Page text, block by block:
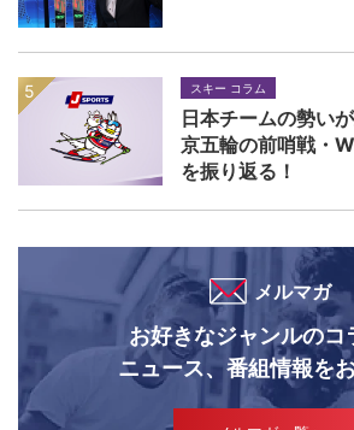
スキー コラム
日本チームの勢い
京五輪の前哨戦・
を振り返る！
メルマガ
お好きなジャンルのコ
ニュース、番組情報を